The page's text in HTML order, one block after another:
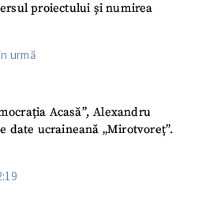
proiectului și numirea
urmă
Acasă”, Alexandru
date ucraineană „Mirotvoreț”.